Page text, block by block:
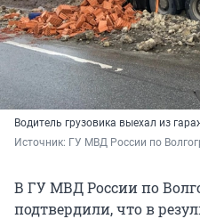
Водитель грузовика выехал из
Источник: ГУ МВД России по
В ГУ МВД России по
подтвердили, что в